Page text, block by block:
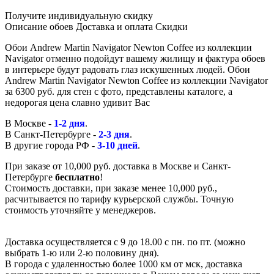
Получите индивидуальную скидку
Описание обоев Доставка и оплата Скидки
Обои Andrew Martin Navigator Newton Coffee из коллекции
Navigator отменно подойдут вашему жилищу и фактура обоев
в интерьере будут радовать глаз искушенных людей. Обои
Andrew Martin Navigator Newton Coffee из коллекции Navigator
за 6300 руб. для стен с фото, представлены каталоге, а
недорогая цена славно удивит Вас
В Москве - 1-2 дня.
В Санкт-Петербурге - 2-3 дня.
В другие города РФ - 3-10 дней.
При заказе от 10,000 руб. доставка в Москве и Санкт-
Петербурге бесплатно!
Стоимость доставки, при заказе менее 10,000 руб.,
расчитывается по тарифу курьерской службы. Точную
стоимость уточняйте у менеджеров.
Доставка осуществляется с 9 до 18.00 с пн. по пт. (можно
выбрать 1-ю или 2-ю половину дня).
В города с удаленностью более 1000 км от мск, доставка